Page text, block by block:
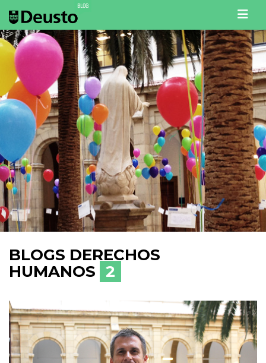
BLOGS DERECHOS
HUMANOS 2